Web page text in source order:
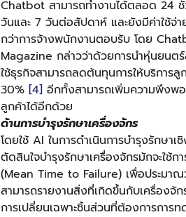
Chatbot สามารถทำงานได้ตลอด 24
วันและ 7 วันต่อสัปดาห์ และยังมีค่าใช้จ่
กว่าการจ้างพนักงานตอบรับ โดย
Magazine กล่าวว่าด้วยการนำหุ่นยนต
ใช้ธุรกิจสามารถลดต้นทุนการให้บริการลู
30% [4] อีกทั้งสามารถเพิ่มความพึงพ
ลูกค้าได้อีกด้วย
ด้านการบำรุงรักษาเครื่องจักร
โดยใช้ AI ในการดำเนินการบำรุงรักษ
ตัดสินใจบำรุงรักษาเครื่องจักรมักจะใช้ก
(Mean Time to Failure) เพื่อประมา
สามารถรายงานสิ่งที่เกิดขึ้นกับเครื่องจัก
การเปลี่ยนเฉพาะชิ้นส่วนที่ต้องการการท